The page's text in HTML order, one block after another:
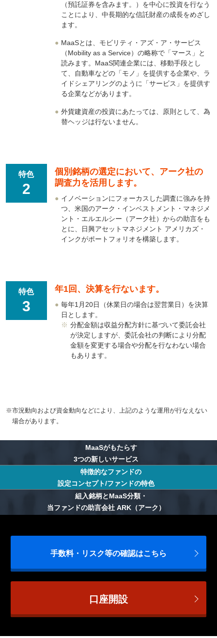
（預託証券を含みます。）を中心に投資を行なう
ことにより、中長期的な信託財産の成長をめざし
ます。
● MaaSとは、モビリティ・アズ・ア・サービス
（Mobility as a Service）の略称で「マース」と
読みます。MaaS関連企業には、移動手段とし
て、自動車などの「モノ」を提供する企業や、ラ
イドシェアリングのように「サービス」を提供す
る企業などがあります。
● 外貨建資産の投資にあたっては、原則として、為
替ヘッジは行ないません。
特色
2
個別銘柄の選定において、アーク社の
調査力を活用します。
● イノベーションにフォーカスした調査に強みを持
つ、米国のアーク・インベストメント・マネジメ
ント・エルエルシー（アーク社）からの助言をも
とに、日興アセットマネジメント アメリカズ・
インクがポートフォリオを構築します。
特色
3
年1回、決算を行ないます。
● 毎年1月20日（休業日の場合は翌営業日）を決算
日とします。
※ 分配金額は収益分配方針に基づいて委託会社
が決定しますが、委託会社の判断により分配
金額を変更する場合や分配を行なわない場合
もあります。
※市況動向および資金動向などにより、上記のような運用が行なえない
場合があります。
MaaSがもたらす
3つの新しいサービス
特徴的なファンドの
設定コンセプト/ファンドの特色
組入銘柄とMaaS分類・
当ファンドの助言会社 ARK（アーク）
手数料・リスク等の確認はこちら
口座開設